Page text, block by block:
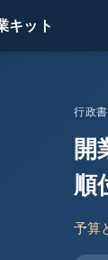
キット
行政
開
順
予算